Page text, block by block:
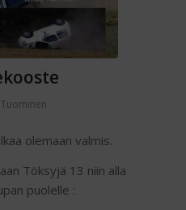
olemaan valmis.
Töksyjä 13 niin alla
puolelle :